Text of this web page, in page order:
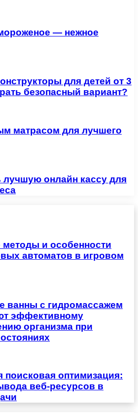
— нежное
для детей от 3
безопасный вариант?
матрасом для лучшего
лучшую онлайн кассу для
и особенности
автоматов в игровом
ванны с гидромассажем
эффективному
организма при
поисковая оптимизация:
веб-ресурсов в